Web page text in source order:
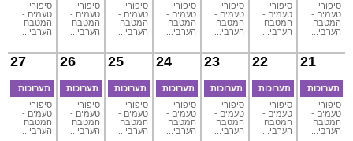
סיפורי
טעמים -
המטבח
הערבי...
סיפורי
טעמים -
המטבח
הערבי...
סיפורי
טעמים -
המטבח
הערבי...
סיפורי
טעמים -
המטבח
הערבי...
סיפורי
טעמים -
המטבח
הערבי...
סיפורי
טעמים -
המטבח
הערבי...
סיפורי
טעמים -
המטבח
הערבי...
21
תערוכות
סיפורי
טעמים -
המטבח
הערבי...
22
תערוכות
סיפורי
טעמים -
המטבח
הערבי...
23
תערוכות
סיפורי
טעמים -
המטבח
הערבי...
24
תערוכות
סיפורי
טעמים -
המטבח
הערבי...
25
תערוכות
סיפורי
טעמים -
המטבח
הערבי...
26
תערוכות
סיפורי
טעמים -
המטבח
הערבי...
27
תערוכות
סיפורי
טעמים -
המטבח
הערבי...